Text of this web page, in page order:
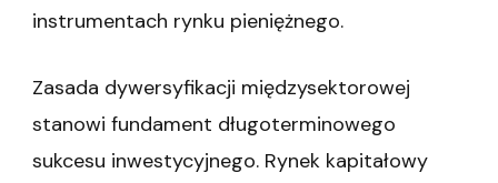
instrumentach rynku pieniężnego.
Zasada dywersyfikacji międzysektorowej
stanowi fundament długoterminowego
sukcesu inwestycyjnego. Rynek kapitałowy